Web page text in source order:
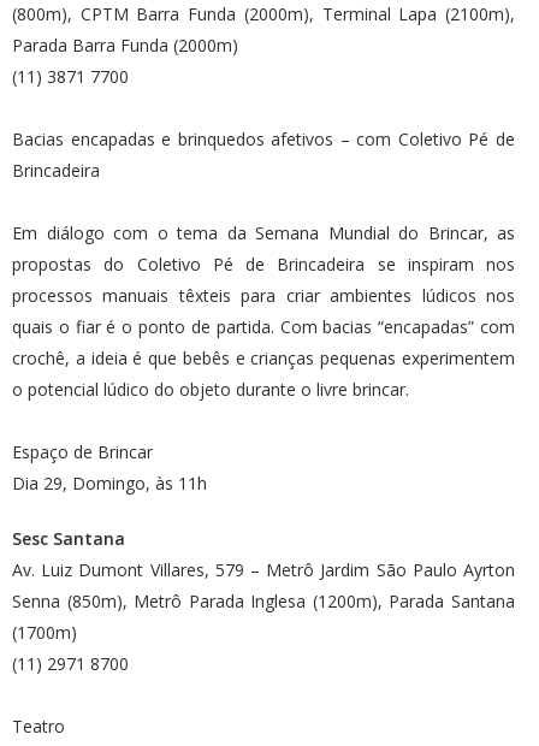
(800m), CPTM Barra Funda (2000m), Terminal Lapa (2100m),
Parada Barra Funda (2000m)
(11) 3871 7700
Bacias encapadas e brinquedos afetivos – com Coletivo Pé de
Brincadeira
Em diálogo com o tema da Semana Mundial do Brincar, as
propostas do Coletivo Pé de Brincadeira se inspiram nos
processos manuais têxteis para criar ambientes lúdicos nos
quais o fiar é o ponto de partida. Com bacias “encapadas” com
crochê, a ideia é que bebês e crianças pequenas experimentem
o potencial lúdico do objeto durante o livre brincar.
Espaço de Brincar
Dia 29, Domingo, às 11h
Sesc Santana
Av. Luiz Dumont Villares, 579 – Metrô Jardim São Paulo Ayrton
Senna (850m), Metrô Parada Inglesa (1200m), Parada Santana
(1700m)
(11) 2971 8700
Teatro